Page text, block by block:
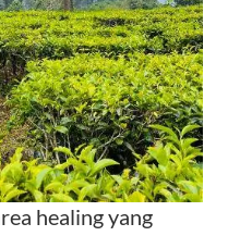
healing yang